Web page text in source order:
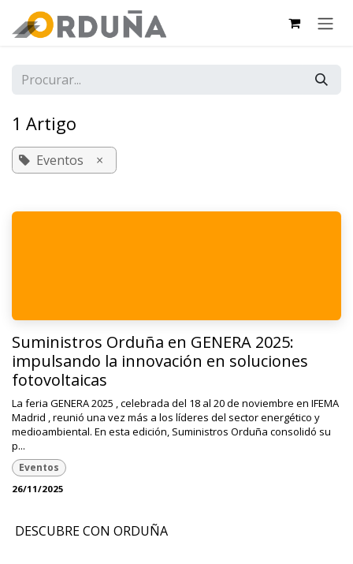
1 Artigo
Eventos ×
Suministros Orduña en GENERA 2025:
impulsando la innovación en soluciones
fotovoltaicas
La feria GENERA 2025 , celebrada del 18 al 20 de noviembre en IFEMA
Madrid , reunió una vez más a los líderes del sector energético y
medioambiental. En esta edición, Suministros Orduña consolidó su
p...
Eventos
26/11/2025
DESCUBRE CON ORDUÑA